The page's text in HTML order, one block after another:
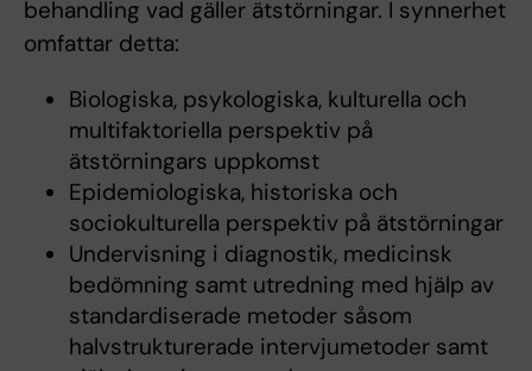
behandling vad gäller ätstörningar. I synnerhet
omfattar detta:
Biologiska, psykologiska, kulturella och
multifaktoriella perspektiv på
ätstörningars uppkomst
Epidemiologiska, historiska och
sociokulturella perspektiv på ätstörningar
Undervisning i diagnostik, medicinsk
bedömning samt utredning med hjälp av
standardiserade metoder såsom
halvstrukturerade intervjumetoder samt